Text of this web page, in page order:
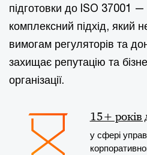
підготовки до ISO 37001
комплексний підхід, який
вимогам регуляторів та
захищає репутацію та
організації.
15+ років
у сфері